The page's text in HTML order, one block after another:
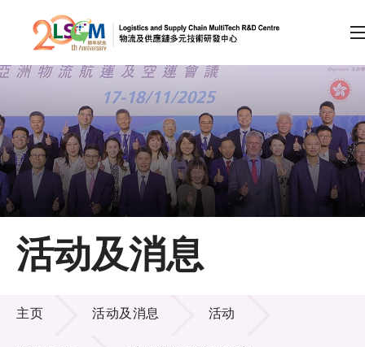
跳到内容（按回车键）
会员登录
A A EN 繁 简
主页
关于LSCM
技术商品化
活动及消息
活动及消息
主页 活动及消息 活动